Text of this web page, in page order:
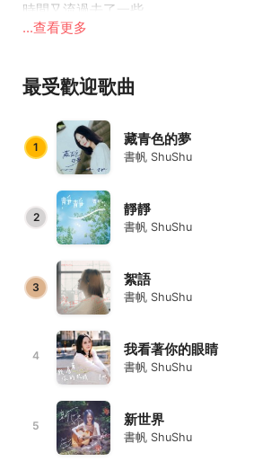
時間又流過去了一些，
希望我的音樂也能陪著大家走了更遠一些。
擅長書寫生活中的各種思考與情感，
或快樂，或悲傷，或一體兩面不按理出牌。
無論你在歌裡聽見什麼，
它們都真實存在。
Facebook｜書帆 ShuShu
Instagram｜maniac.n
https://www.instagram.com/maniac.n/
Youtube｜書帆 ShuShu
https://reurl.cc/8noMYg
...查看更多
最受歡迎歌曲
1 藏青色的夢
書帆 ShuShu
2 靜靜
書帆 ShuShu
3 絮語
書帆 ShuShu
4 我看著你的眼睛
書帆 ShuShu
5 新世界
書帆 ShuShu